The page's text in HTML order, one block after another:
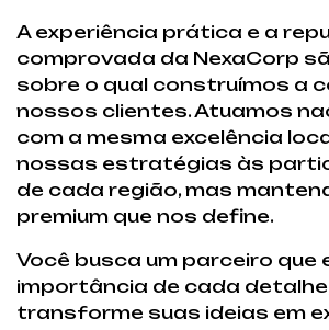
A experiência prática e a
comprovada da NexaCorp
sobre o qual construímos a
nossos clientes. Atuamos
com a mesma excelência
nossas estratégias às
de cada região, mas
premium que nos define.
Você busca um parceiro que
importância de cada
transforme suas ideias em